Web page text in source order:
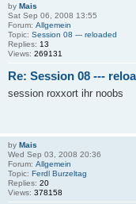
by Mais
Sat Sep 06, 2008 13:55
Forum: Allgemein
Topic: Session 08 --- reloaded
Replies: 13
Views: 269131
Re: Session 08 ---
session roxxort ihr noobs
by Mais
Wed Sep 03, 2008 20:36
Forum: Allgemein
Topic: Ferdl Burzeltag
Replies: 20
Views: 378158